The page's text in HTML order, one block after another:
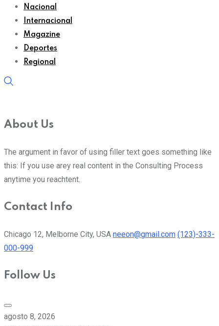
Nacional
Internacional
Magazine
Deportes
Regional
About Us
The argument in favor of using filler text goes something like
this: If you use arey real content in the Consulting Process
anytime you reachtent.
Contact Info
Chicago 12, Melborne City, USA neeon@gmail.com (123)-333-
000-999
Follow Us
agosto 8, 2026